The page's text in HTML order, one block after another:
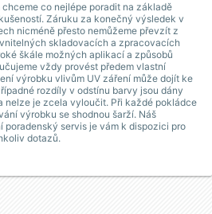
co nejlépe poradit na základě
Záruku za konečný výsledek v
nicméně přesto nemůžeme převzít z
skladovacích a zpracovacích
škále možných aplikací a způsobů
vždy provést předem vlastní
výrobku vlivům UV záření může dojít ke
rozdíly v odstínu barvy jsou dány
nelze je zcela vyloučit. Při každé pokládce
výrobku se shodnou šarží. Náš
poradenský servis je vám k dispozici pro
dotazů.